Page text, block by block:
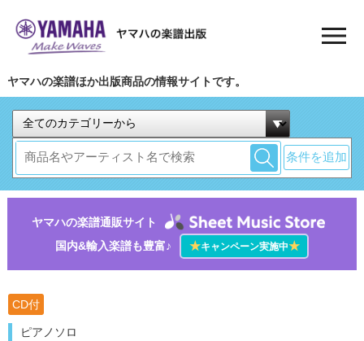
ヤマハの楽譜ほか出版商品の情報サイトです。
条件を追加
ヤマハの楽譜通販サイト
国内&輸入楽譜も豊富♪
★キャンペーン実施中★
CD付
ピアノソロ